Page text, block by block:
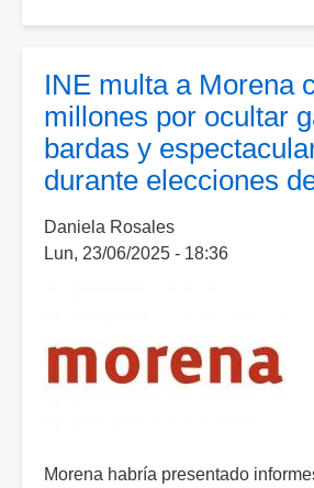
71
presos
políticos
detenidos
las
elecciones
INE multa a Morena
millones por ocultar
bardas y
durante elecciones
Daniela Rosales
Lun, 23/06/2025 - 18:36
Morena habría presentado